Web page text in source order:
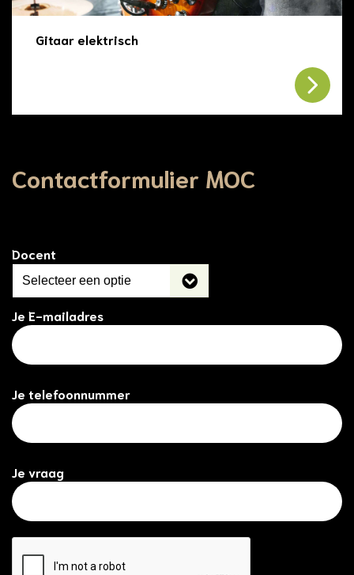
Gitaar elektrisch
Contactformulier MOC
Docent
Je E-mailadres
Je telefoonnummer
Je vraag